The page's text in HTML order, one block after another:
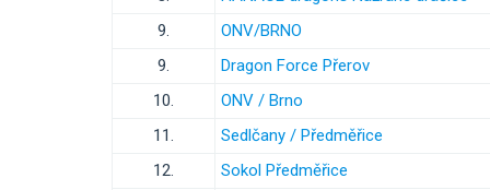
9.
ONV/BRNO
9.
Dragon Force Přerov
10.
ONV / Brno
11.
Sedlčany / Předměřice
12.
Sokol Předměřice